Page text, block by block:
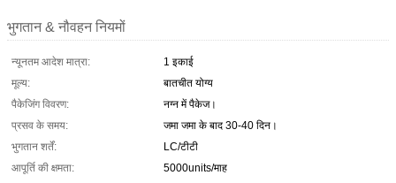
भुगतान & नौवहन नियमों
न्यूनतम आदेश मात्रा:
1 इकाई
मूल्य:
बातचीत योग्य
पैकेजिंग विवरण:
नग्न में पैकेज।
प्रसव के समय:
जमा जमा के बाद 30-40 दिन।
भुगतान शर्तें:
LC/टीटी
आपूर्ति की क्षमता:
5000units/माह